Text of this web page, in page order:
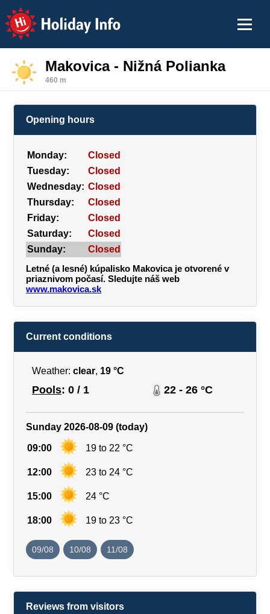
Holiday Info
Makovica - Nižná Polianka
460 m
Opening hours
Monday:
Closed
Tuesday:
Closed
Wednesday: Closed
Thursday:
Closed
Friday:
Closed
Saturday:
Closed
Sunday:
Closed
Letné (a lesné) kúpalisko Makovica je otvorené v
priaznivom počasí. Sledujte náš web
www.makovica.sk
Current conditions
Weather: clear, 19 °C
Pools: 0 / 1 22 - 26 °C
Sunday 2026-08-09 (today)
09:00 19 to 22 °C
12:00 23 to 24 °C
15:00 24 °C
18:00 19 to 23 °C
09/08 10/08 11/08
Reviews from visitors